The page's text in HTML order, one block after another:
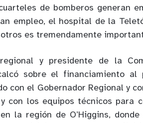
de bomberos generan
empleo, el hospital de la
es tremendamente
y presidente de la
sobre el financiamiento al
con el Gobernador Regional y
con los equipos técnicos para
la región de O’Higgins, donde